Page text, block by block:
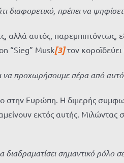
διαφορετικό, πρέπει να
αυτός, παρεμπιπτόντως,
“Sieg” Musk[3]τον κοροϊδεύει
προχωρήσουμε πέρα ​​από
στην Ευρώπη. Η διμερής
εκτός αυτής.
σημαντικό ρόλο